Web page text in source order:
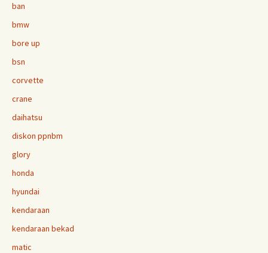
ban
bmw
bore up
bsn
corvette
crane
daihatsu
diskon ppnbm
glory
honda
hyundai
kendaraan
kendaraan bekad
matic